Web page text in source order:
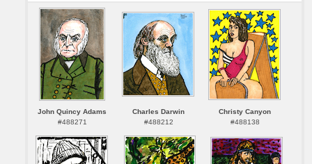
John Quincy Adams
#488271
Charles Darwin
#488212
Christy Canyon
#488138